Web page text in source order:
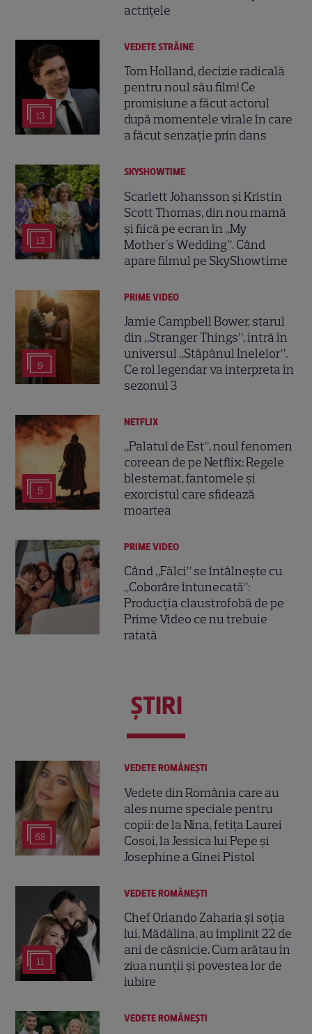
actrițele
13
VEDETE STRĂINE
Tom Holland, decizie radicală
pentru noul său film! Ce
promisiune a făcut actorul
după momentele virale în care
a făcut senzație prin dans
13
SKYSHOWTIME
Scarlett Johansson și Kristin
Scott Thomas, din nou mamă
și fiică pe ecran în „My
Mother's Wedding”. Când
apare filmul pe SkyShowtime
9
PRIME VIDEO
Jamie Campbell Bower, starul
din „Stranger Things”, intră în
universul „Stăpânul Inelelor”.
Ce rol legendar va interpreta în
sezonul 3
5
NETFLIX
„Palatul de Est”, noul fenomen
coreean de pe Netflix: Regele
blestemat, fantomele și
exorcistul care sfidează
moartea
PRIME VIDEO
Când „Fălci” se întâlnește cu
„Coborâre întunecată”:
Producția claustrofobă de pe
Prime Video ce nu trebuie
ratată
ŞTIRI
68
VEDETE ROMÂNEŞTI
Vedete din România care au
ales nume speciale pentru
copii: de la Nina, fetița Laurei
Cosoi, la Jessica lui Pepe și
Josephine a Ginei Pistol
11
VEDETE ROMÂNEŞTI
Chef Orlando Zaharia și soția
lui, Mădălina, au împlinit 22 de
ani de căsnicie. Cum arătau în
ziua nunții și povestea lor de
iubire
VEDETE ROMÂNEŞTI